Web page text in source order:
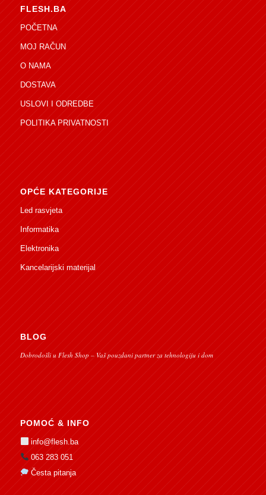
FLESH.BA
POČETNA
MOJ RAČUN
O NAMA
DOSTAVA
USLOVI I ODREDBE
POLITIKA PRIVATNOSTI
OPĆE KATEGORIJE
Led rasvjeta
Informatika
Elektronika
Kancelarijski materijal
BLOG
Dobrodošli u Flesh Shop – Vaš pouzdani partner za tehnologiju i dom
POMOĆ & INFO
info@flesh.ba
063 283 051
Česta pitanja